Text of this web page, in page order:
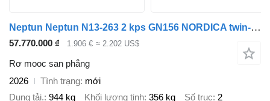
Neptun Neptun N13-263 2 kps GN156 NORDICA twin-axle trailer GVW 1300 kg
57.770.000 ₫ 1.906 € ≈ 2.202 US$
Rơ mooc san phẳng
2026
Tình trạng mới
Dung tải. 944 kg Khối lượng tịnh 356 kg Số trục 2